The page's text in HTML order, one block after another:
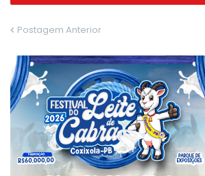
Postagem Anterior